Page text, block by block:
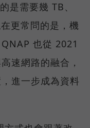
是需要幾 TB、
更常問的是，機
也從 2021
速網路的融合，
進一步成為資料